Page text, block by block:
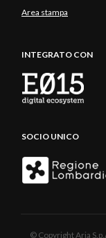
Area stampa
INTEGRATO CON
SOCIO UNICO
© Copyright Aria